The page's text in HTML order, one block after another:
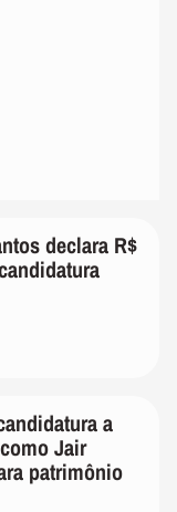
declara R$
a
Jair
patrimônio